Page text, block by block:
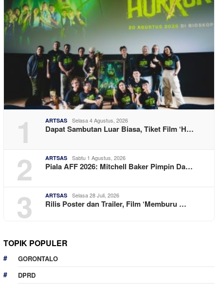
1 ARTSAS Selasa 4 Agustus, 2026
Dapat Sambutan Luar Biasa, Tiket Film ‘H…
2 ARTSAS Sabtu 1 Agustus, 2026
Piala AFF 2026: Mitchell Baker Pimpin Da…
3 ARTSAS Selasa 28 Juli, 2026
Rilis Poster dan Trailer, Film ‘Memburu …
TOPIK POPULER
GORONTALO
DPRD